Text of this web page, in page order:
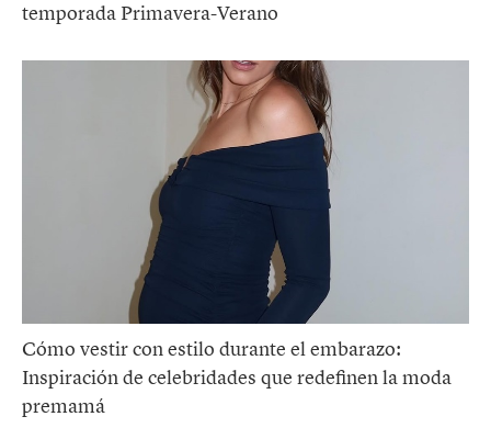
temporada Primavera-Verano
Cómo vestir con estilo durante el embarazo:
Inspiración de celebridades que redefinen la moda
premamá